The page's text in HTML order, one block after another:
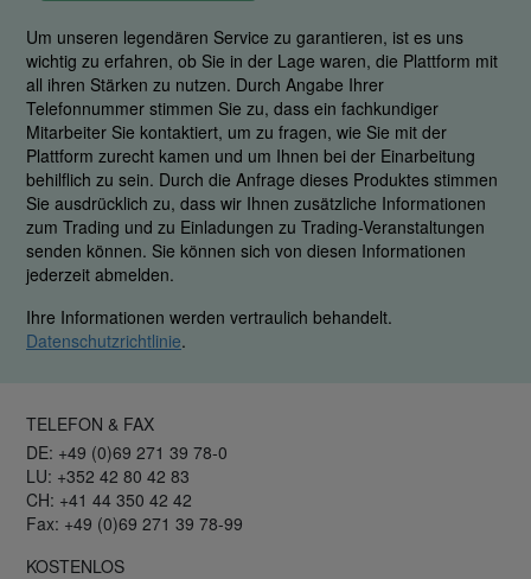
Um unseren legendären Service zu garantieren, ist es uns
wichtig zu erfahren, ob Sie in der Lage waren, die Plattform mit
all ihren Stärken zu nutzen. Durch Angabe Ihrer
Telefonnummer stimmen Sie zu, dass ein fachkundiger
Mitarbeiter Sie kontaktiert, um zu fragen, wie Sie mit der
Plattform zurecht kamen und um Ihnen bei der Einarbeitung
behilflich zu sein. Durch die Anfrage dieses Produktes stimmen
Sie ausdrücklich zu, dass wir Ihnen zusätzliche Informationen
zum Trading und zu Einladungen zu Trading-Veranstaltungen
senden können. Sie können sich von diesen Informationen
jederzeit abmelden.
Ihre Informationen werden vertraulich behandelt.
Datenschutzrichtlinie.
TELEFON & FAX
DE: +49 (0)69 271 39 78-0
LU: +352 42 80 42 83
CH: +41 44 350 42 42
Fax: +49 (0)69 271 39 78-99
KOSTENLOS